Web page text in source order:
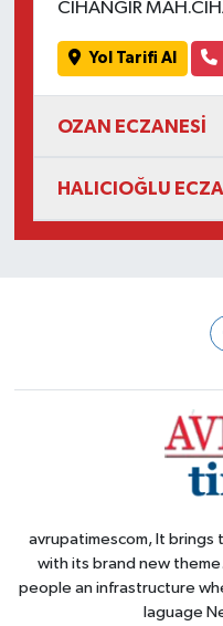
CİHANGİR
Yol Tarifi Al
OZAN ECZANESİ
HALICIOĞLU
avrupatimescom, It brings
with its brand new
people an infrastructure
laguage